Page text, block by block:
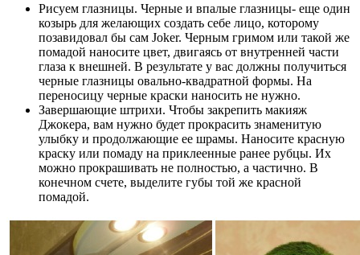
Рисуем глазницы. Черные и впалые глазницы- еще один
козырь для желающих создать себе лицо, которому
позавидовал бы сам Joker. Черным гримом или такой же
помадой наносите цвет, двигаясь от внутренней части
глаза к внешней. В результате у вас должны получиться
черные глазницы овально-квадратной формы. На
переносицу черные краски наносить не нужно.
Завершающие штрихи. Чтобы закрепить макияж
Джокера, вам нужно будет прокрасить знаменитую
улыбку и продолжающие ее шрамы. Наносите красную
краску или помаду на приклеенные ранее рубцы. Их
можно прокрашивать не полностью, а частично. В
конечном счете, выделите губы той же красной
помадой.